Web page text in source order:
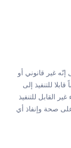
غير قانوني أو
للتنفيذ إلى
القابل للتنفيذ
صحة وإنفاذ أي